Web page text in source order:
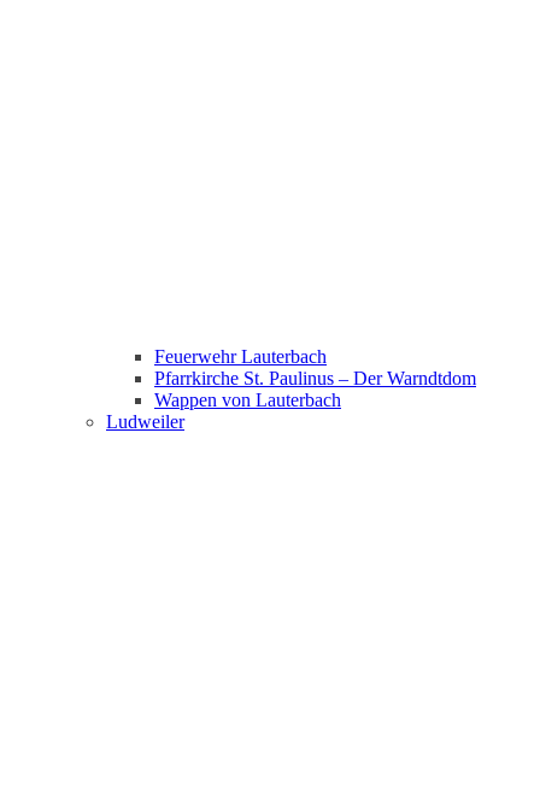
Feuerwehr Lauterbach
Pfarrkirche St. Paulinus – Der Warndtdom
Wappen von Lauterbach
Ludweiler